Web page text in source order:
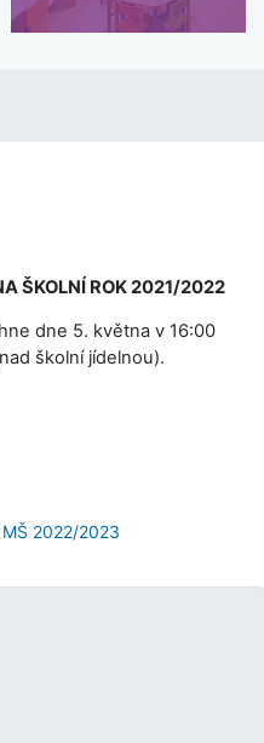
ŠKOLNÍ ROK 2021/2022
dne 5. května v 16:00
školní jídelnou).
2022/2023